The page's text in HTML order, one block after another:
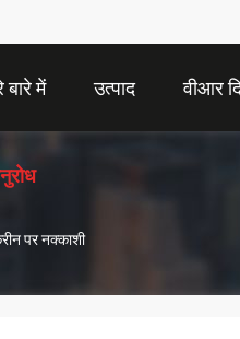
बारे में उत्पाद वीआर
पर नक्काशी